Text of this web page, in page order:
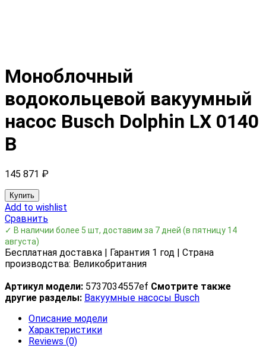
Моноблочный
водокольцевой вакуумный
насос Busch Dolphin LX 0140
B
145 871 ₽
Купить
Add to wishlist
Сравнить
✓ В наличии более 5 шт, доставим за 7 дней (в пятницу 14
августа)
Бесплатная доставка | Гарантия 1 год | Страна
производства: Великобритания
Артикул модели: 5737034557ef Смотрите также
другие разделы: Вакуумные насосы Busch
Описание модели
Характеристики
Reviews (0)